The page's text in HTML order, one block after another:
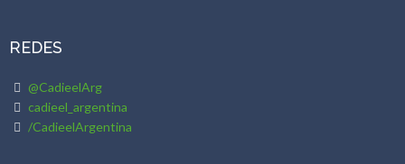
REDES
@CadieelArg
cadieel_argentina
/CadieelArgentina